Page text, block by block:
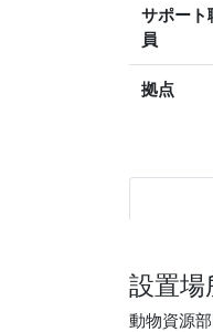
サポート
員
拠点
設置場
動物資源